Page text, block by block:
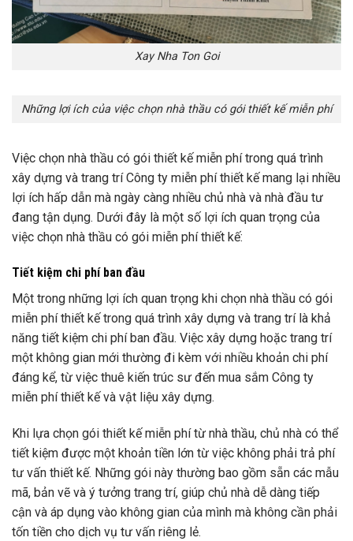
Xay Nha Ton Goi
Những lợi ích của việc chọn nhà thầu có gói thiết kế miễn phí
Việc chọn nhà thầu có gói thiết kế miễn phí trong quá trình
xây dựng và trang trí Công ty miễn phí thiết kế mang lại nhiều
lợi ích hấp dẫn mà ngày càng nhiều chủ nhà và nhà đầu tư
đang tận dụng. Dưới đây là một số lợi ích quan trọng của
việc chọn nhà thầu có gói miễn phí thiết kế:
Tiết kiệm chi phí ban đầu
Một trong những lợi ích quan trọng khi chọn nhà thầu có gói
miễn phí thiết kế trong quá trình xây dựng và trang trí là khả
năng tiết kiệm chi phí ban đầu. Việc xây dựng hoặc trang trí
một không gian mới thường đi kèm với nhiều khoản chi phí
đáng kể, từ việc thuê kiến trúc sư đến mua sắm Công ty
miễn phí thiết kế và vật liệu xây dựng.
Khi lựa chọn gói thiết kế miễn phí từ nhà thầu, chủ nhà có thể
tiết kiệm được một khoản tiền lớn từ việc không phải trả phí
tư vấn thiết kế. Những gói này thường bao gồm sẵn các mẫu
mã, bản vẽ và ý tưởng trang trí, giúp chủ nhà dễ dàng tiếp
cận và áp dụng vào không gian của mình mà không cần phải
tốn tiền cho dịch vụ tư vấn riêng lẻ.